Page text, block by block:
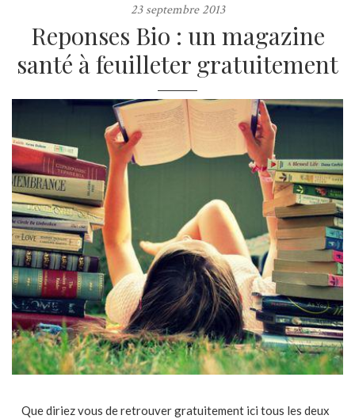
23 septembre 2013
Reponses Bio : un magazine
santé à feuilleter gratuitement
Que diriez vous de retrouver gratuitement ici tous les deux